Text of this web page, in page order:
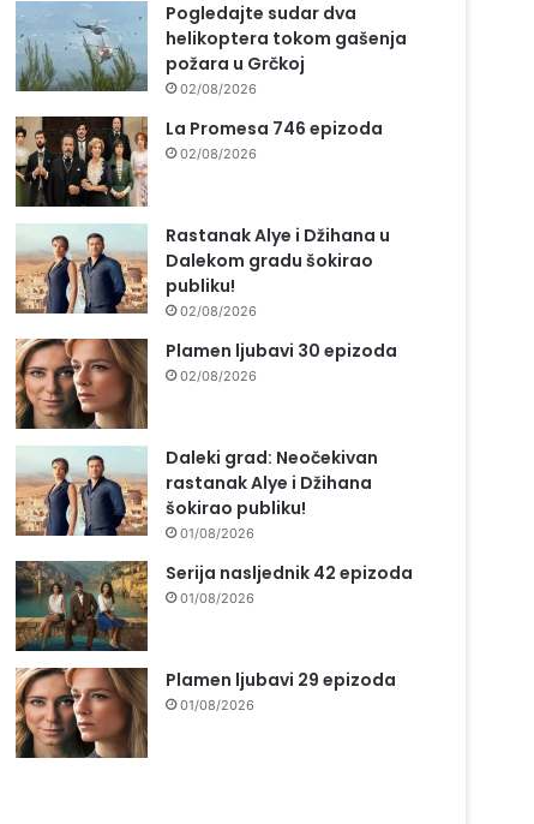
Pogledajte sudar dva
helikoptera tokom gašenja
požara u Grčkoj
02/08/2026
La Promesa 746 epizoda
02/08/2026
Rastanak Alye i Džihana u
Dalekom gradu šokirao
publiku!
02/08/2026
Plamen ljubavi 30 epizoda
02/08/2026
Daleki grad: Neočekivan
rastanak Alye i Džihana
šokirao publiku!
01/08/2026
Serija nasljednik 42 epizoda
01/08/2026
Plamen ljubavi 29 epizoda
01/08/2026